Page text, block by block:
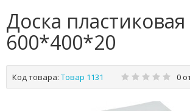
Доска пластиковая
600*400*20
Код товара: Товар 1131 0